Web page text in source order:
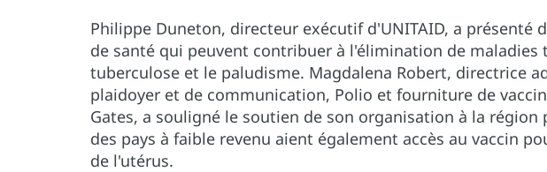
Philippe Duneton, directeur exécutif d'UNITAID, a présenté
de santé qui peuvent contribuer à l'élimination de maladies
tuberculose et le paludisme. Magdalena Robert, directrice
plaidoyer et de communication, Polio et fourniture de
Gates, a souligné le soutien de son organisation à la
des pays à faible revenu aient également accès au vaccin
de l'utérus.